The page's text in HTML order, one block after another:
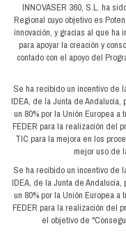
INNOVASER 360, S.L. ha
Regional cuyo objetivo es
innovación, y gracias al que ha
para apoyar la creación y
contado con el apoyo del
Se ha recibido un incentivo de
IDEA, de la Junta de Andalucía,
un 80% por la Unión Europea
FEDER para la realización del
TIC para la mejora en los
mejor uso de
Se ha recibido un incentivo de
IDEA, de la Junta de Andalucía,
un 80% por la Unión Europea
FEDER para la realización del
el objetivo de